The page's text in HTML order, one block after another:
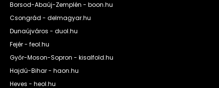
Borsod-Abaúj-Zemplén - boon.hu
Csongrád - delmagyar.hu
Dunaújváros - duol.hu
Fejér - feol.hu
Győr-Moson-Sopron - kisalfold.hu
Hajdú-Bihar - haon.hu
Heves - heol.hu